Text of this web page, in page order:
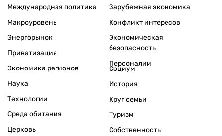
Международная политика
Макроуровень
Энергорынок
Приватизация
Экономика регионов
Зарубежная экономика
Конфликт интересов
Экономическая
безопасность
Персоналии
Наука
Технологии
Среда обитания
Церковь
Социум
История
Круг семьи
Туризм
Собственность